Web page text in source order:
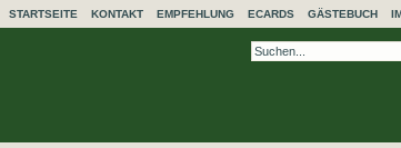
STARTSEITE KONTAKT EMPFEHLUNG ECARDS GÄSTEBUCH